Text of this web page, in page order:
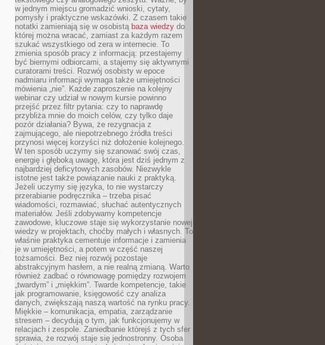
w jednym miejscu gromadzić wnioski, cytaty,
pomysły i praktyczne wskazówki. Z czasem takie
notatki zamieniają się w osobistą baza wiedzy do
której można wracać, zamiast za każdym razem
szukać wszystkiego od zera w internecie. To
zmienia sposób pracy z informacją: przestajemy
być biernymi odbiorcami, a stajemy się aktywnymi
curatorami treści. Rozwój osobisty w epoce
nadmiaru informacji wymaga także umiejętności
mówienia „nie”. Każde zaproszenie na kolejny
webinar czy udział w nowym kursie powinno
przejść przez filtr pytania: czy to naprawdę
przybliża mnie do moich celów, czy tylko daje
pozór działania? Bywa, że rezygnacja z
zajmującego, ale niepotrzebnego źródła treści
przynosi więcej korzyści niż dołożenie kolejnego.
W ten sposób uczymy się szanować swój czas,
energię i głęboką uwagę, która jest dziś jednym z
najbardziej deficytowych zasobów. Niezwykle
istotne jest także powiązanie nauki z praktyką.
Jeżeli uczymy się języka, to nie wystarczy
przerabianie podręcznika – trzeba pisać
wiadomości, rozmawiać, słuchać autentycznych
materiałów. Jeśli zdobywamy kompetencje
zawodowe, kluczowe staje się wykorzystanie nowej
wiedzy w projektach, choćby małych i własnych. To
właśnie praktyka cementuje informacje i zamienia
je w umiejętności, a potem w część naszej
tożsamości. Bez niej rozwój pozostaje
abstrakcyjnym hasłem, a nie realną zmianą. Warto
również zadbać o równowagę pomiędzy rozwojem
„twardym” i „miękkim”. Twarde kompetencje, takie
jak programowanie, księgowość czy analiza
danych, zwiększają naszą wartość na rynku pracy.
Miękkie – komunikacja, empatia, zarządzanie
stresem – decydują o tym, jak funkcjonujemy w
relacjach i zespole. Zaniedbanie którejś z tych sfer
sprawia, że rozwój staje się jednostronny. Osoba